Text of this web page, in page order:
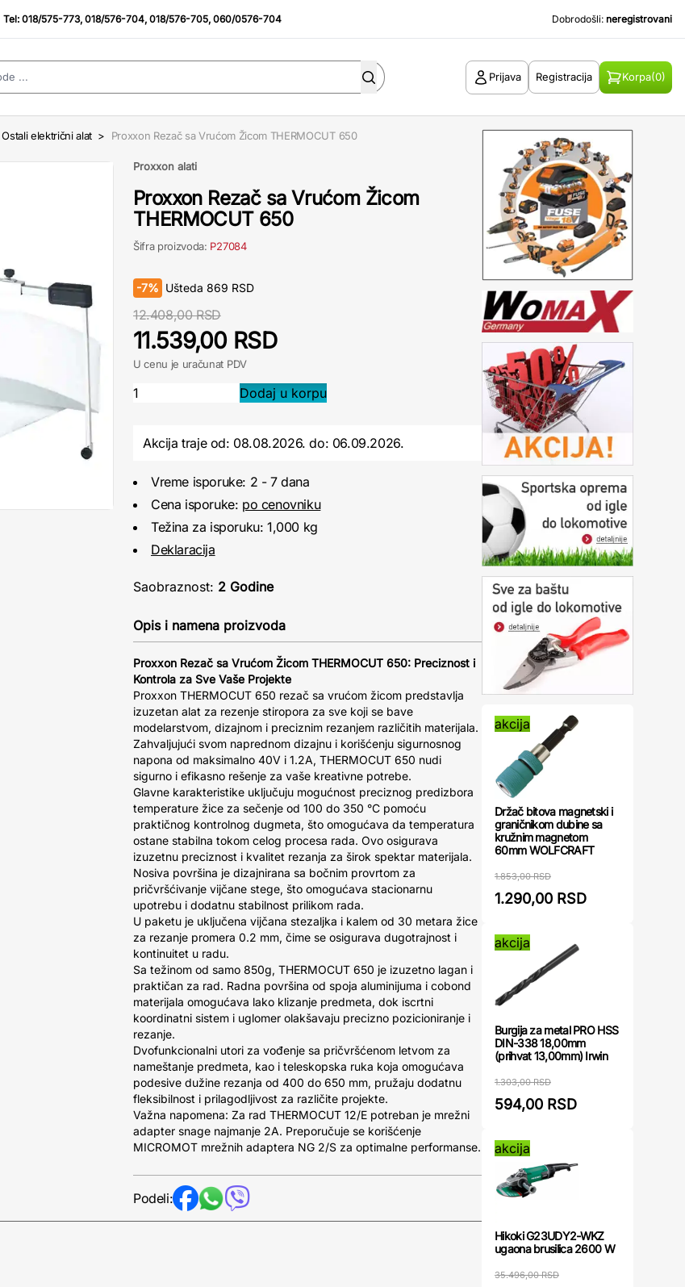
Tel:018/575-773,018/576-704,018/576-705,060/0576-704 Dobrodošli: neregistrovani
Prijava Registracija Korpa(0)
Ostali električni alat > Proxxon Rezač sa Vrućom Žicom THERMOCUT 650
Proxxon alati
Proxxon Rezač sa Vrućom Žicom
THERMOCUT 650
Šifra proizvoda: P27084
-7% Ušteda 869 RSD
12.408,00 RSD
11.539,00 RSD
U cenu je uračunat PDV
Akcija traje od: 08.08.2026.do: 06.09.2026.
Vreme isporuke: 2 - 7 dana
Cena isporuke: po cenovniku
Težina za isporuku: 1,000 kg
Deklaracija
Saobraznost: 2 Godine
Opis i namena proizvoda
Proxxon Rezač sa Vrućom Žicom THERMOCUT 650: Preciznost i
Kontrola za Sve Vaše Projekte
Proxxon THERMOCUT 650 rezač sa vrućom žicom predstavlja
izuzetan alat za rezenje stiropora za sve koji se bave
modelarstvom, dizajnom i preciznim rezanjem različitih materijala.
Zahvaljujući svom naprednom dizajnu i korišćenju sigurnosnog
napona od maksimalno 40V i 1.2A, THERMOCUT 650 nudi
sigurno i efikasno rešenje za vaše kreativne potrebe.
Glavne karakteristike uključuju mogućnost preciznog predizbora
temperature žice za sečenje od 100 do 350 °C pomoću
praktičnog kontrolnog dugmeta, što omogućava da temperatura
ostane stabilna tokom celog procesa rada. Ovo osigurava
izuzetnu preciznost i kvalitet rezanja za širok spektar materijala.
Nosiva površina je dizajnirana sa bočnim provrtom za
pričvršćivanje vijčane stege, što omogućava stacionarnu
upotrebu i dodatnu stabilnost prilikom rada.
U paketu je uključena vijčana stezaljka i kalem od 30 metara žice
za rezanje promera 0.2 mm, čime se osigurava dugotrajnost i
kontinuitet u radu.
Sa težinom od samo 850g, THERMOCUT 650 je izuzetno lagan i
praktičan za rad. Radna površina od spoja aluminijuma i cobond
materijala omogućava lako klizanje predmeta, dok iscrtni
koordinatni sistem i uglomer olakšavaju precizno pozicioniranje i
rezanje.
Dvofunkcionalni utori za vođenje sa pričvršćenom letvom za
nameštanje predmeta, kao i teleskopska ruka koja omogućava
podesive dužine rezanja od 400 do 650 mm, pružaju dodatnu
fleksibilnost i prilagodljivost za različite projekte.
Važna napomena: Za rad THERMOCUT 12/E potreban je mrežni
adapter snage najmanje 2A. Preporučuje se korišćenje
MICROMOT mrežnih adaptera NG 2/S za optimalne performanse.
Podeli:
akcija
Držač bitova magnetski i
graničnikom dubine sa
kružnim magnetom
60mm WOLFCRAFT
1.853,00 RSD
1.290,00 RSD
akcija
Burgija za metal PRO HSS
DIN-338 18,00mm
(prihvat 13,00mm) Irwin
1.303,00 RSD
594,00 RSD
akcija
Hikoki G23UDY2-WKZ
ugaona brusilica 2600 W
35.496,00 RSD